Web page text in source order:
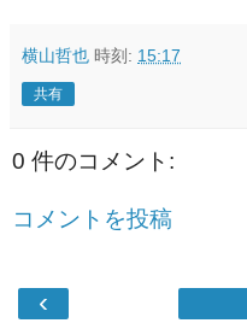
横山哲也 時刻: 15:17
共有
0 件のコメント:
コメントを投稿
‹